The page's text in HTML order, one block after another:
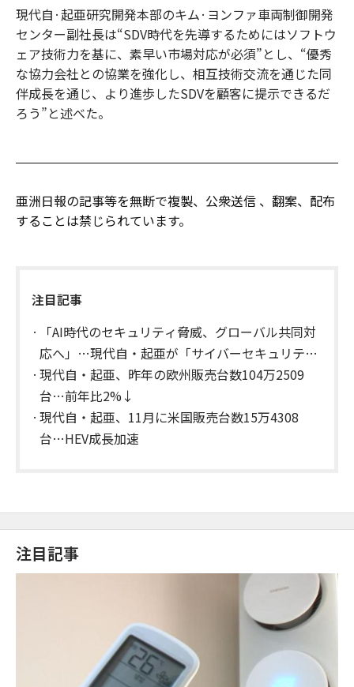
現代自·起亜研究開発本部のキム·ヨンファ車両制御開発
センター副社長は“SDV時代を先導するためにはソフトウ
ェア技術力を基に、素早い市場対応が必須”とし、“優秀
な協力会社との協業を強化し、相互技術交流を通じた同
伴成長を通じ、より進歩したSDVを顧客に提示できるだ
ろう”と述べた。
亜洲日報の記事等を無断で複製、公衆送信 、翻案、配布
することは禁じられています。
注目記事
「AI時代のセキュリティ脅威、グローバル共同対
応へ」…現代自・起亜が「サイバーセキュリテ
ィ・ワーキンググループ」を発足
現代自・起亜、昨年の欧州販売台数104万2509
台…前年比2%↓
現代自・起亜、11月に米国販売台数15万4308
台…HEV成長加速
注目記事